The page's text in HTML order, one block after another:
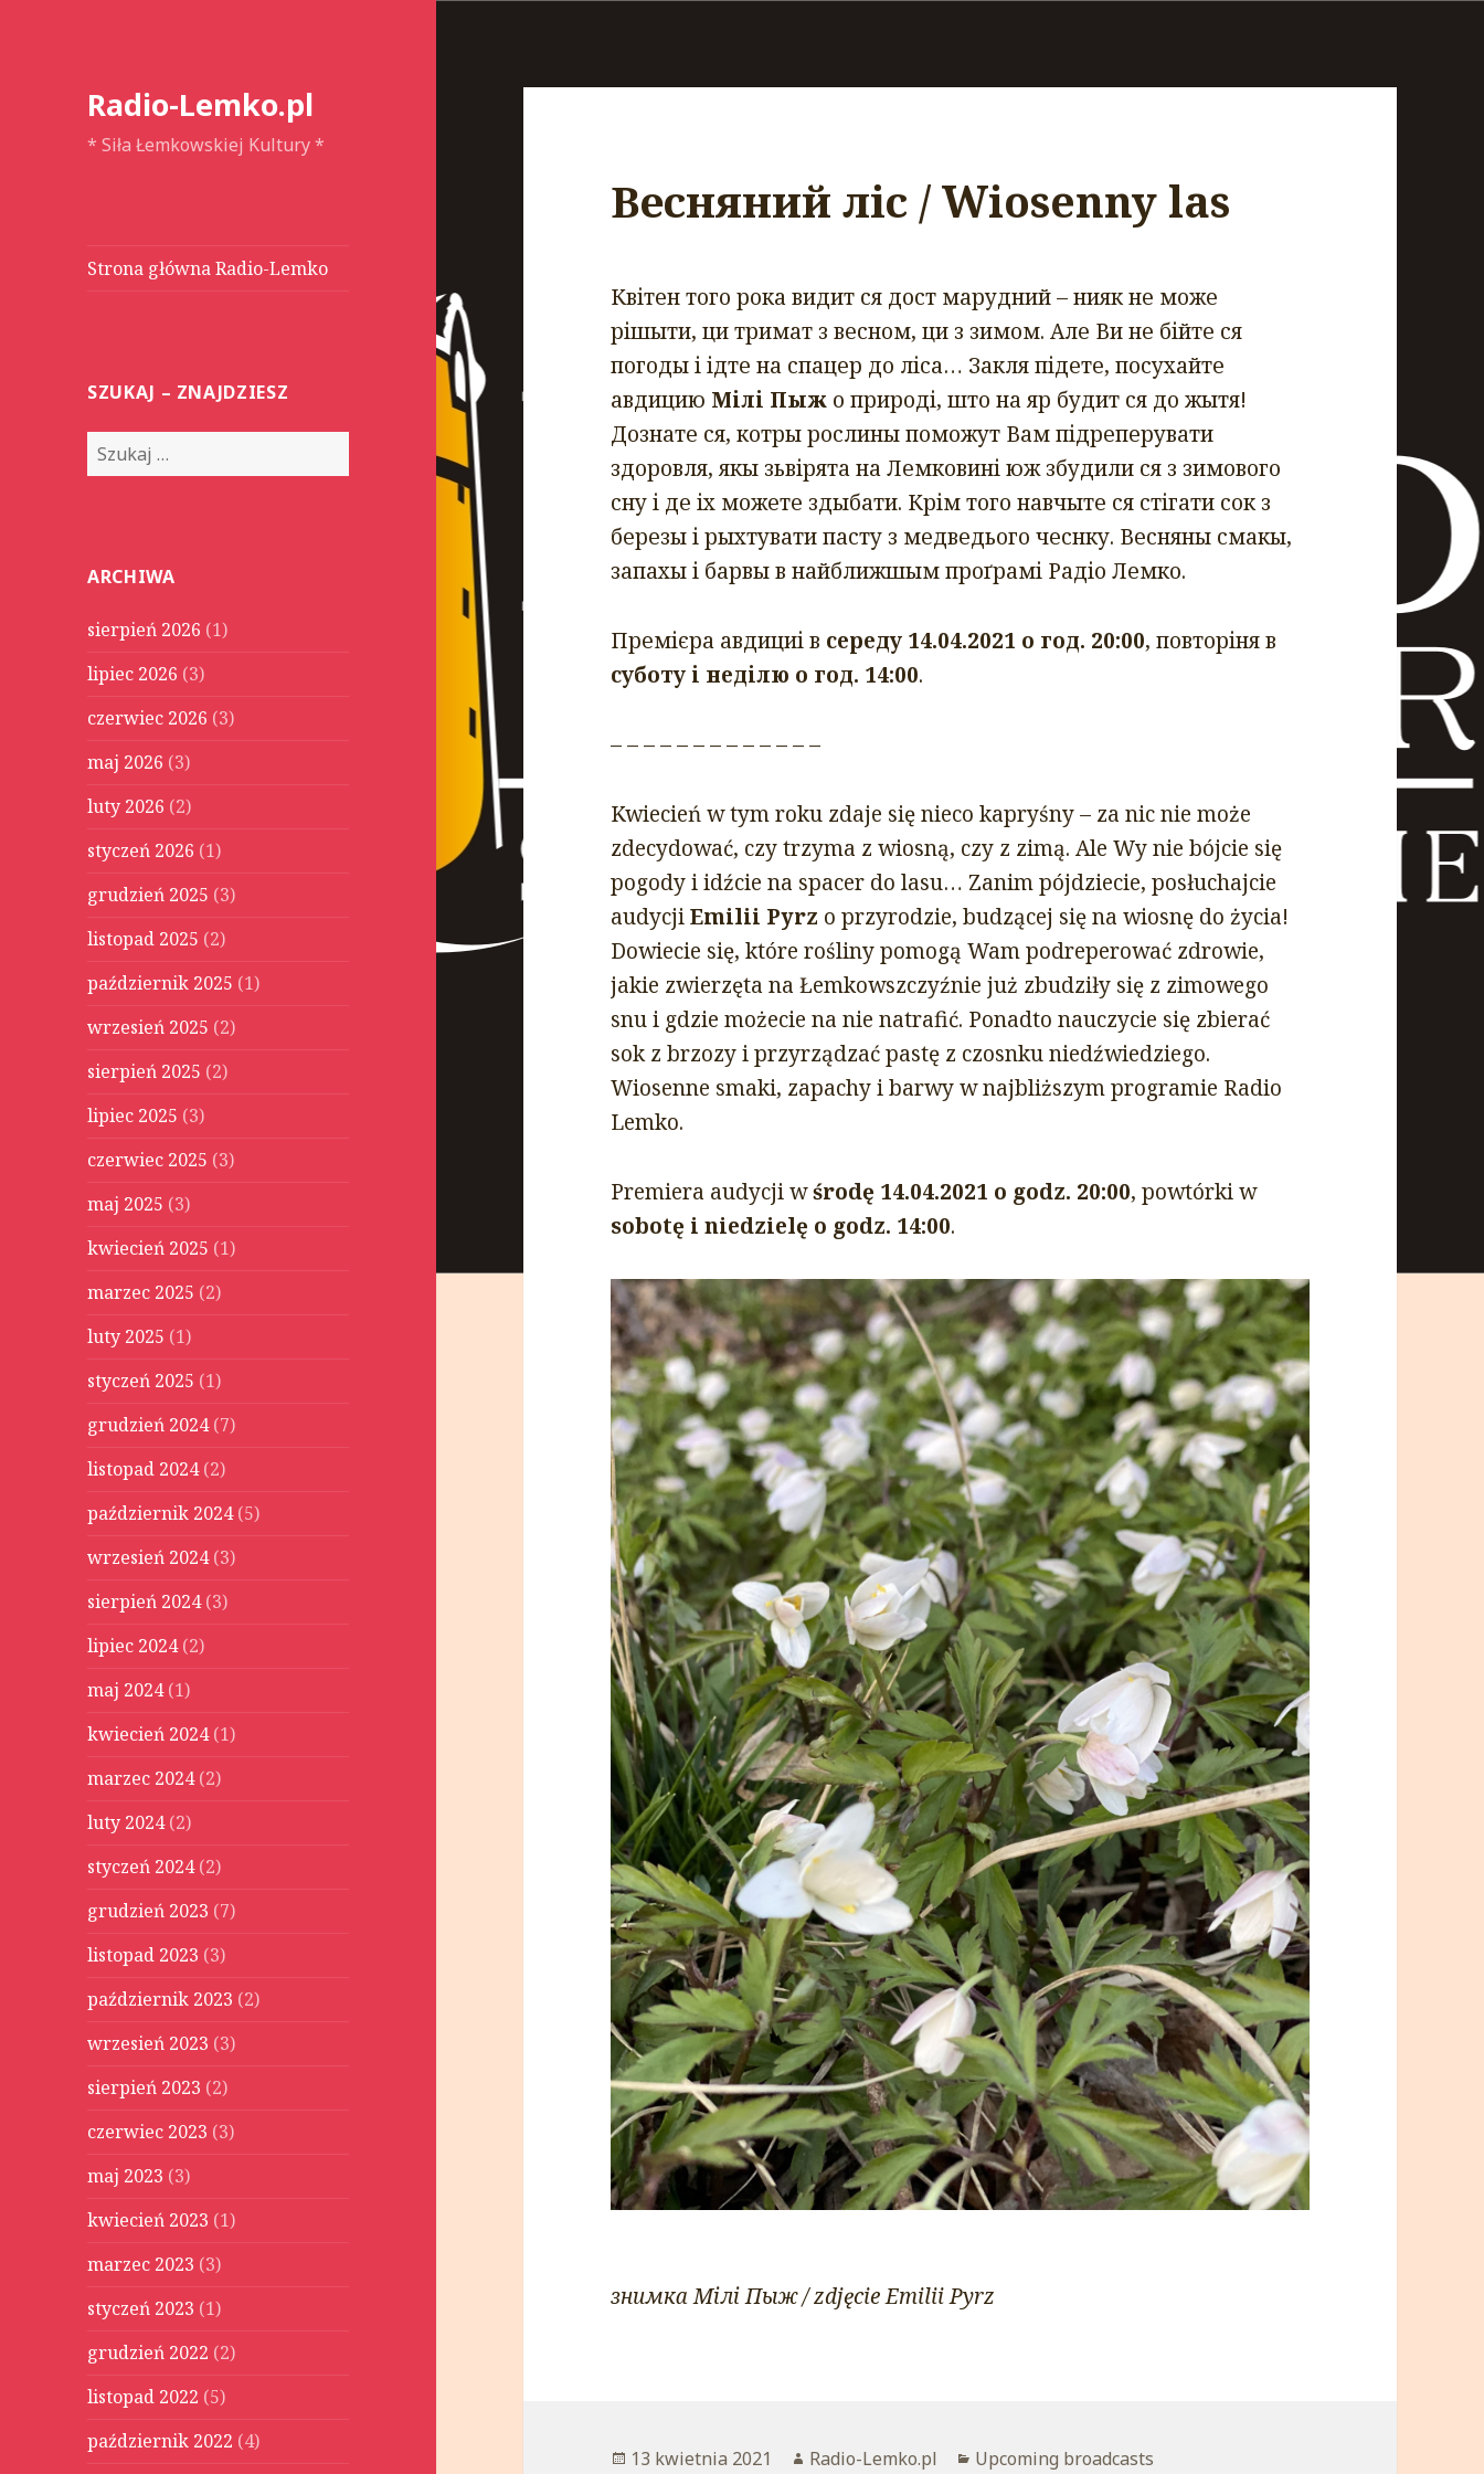
Radio-Lemko.pl
* Siła Łemkowskiej Kultury *
Strona główna Radio-Lemko
SZUKAJ – ZNAJDZIESZ
S
z
j
ARCHIWA
sierpień 2026 (1)
lipiec 2026 (3)
czerwiec 2026 (3)
maj 2026 (3)
luty 2026 (2)
styczeń 2026 (1)
grudzień 2025 (3)
listopad 2025 (2)
październik 2025 (1)
wrzesień 2025 (2)
sierpień 2025 (2)
lipiec 2025 (3)
czerwiec 2025 (3)
maj 2025 (3)
kwiecień 2025 (1)
marzec 2025 (2)
luty 2025 (1)
styczeń 2025 (1)
grudzień 2024(7)
listopad 2024(2)
październik 2024(5)
wrzesień 2024(3)
sierpień 2024(3)
lipiec 2024(2)
maj 2024(1)
kwiecień 2024(1)
marzec 2024(2)
luty 2024(2)
styczeń 2024(2)
grudzień 2023 (7)
listopad 2023 (3)
październik 2023 (2)
wrzesień 2023 (3)
sierpień 2023 (2)
czerwiec 2023 (3)
maj 2023 (3)
kwiecień 2023 (1)
marzec 2023 (3)
styczeń 2023 (1)
grudzień 2022 (2)
listopad 2022 (5)
październik 2022 (4)
Весняний ліс / Wiosenny las
Квітен того рока видит ся дост марудний – нияк не може
рішыти, ци тримат з весном, ци з зимом. Але Ви не бійте ся
погоды і ідте на спацер до ліса… Закля підете, посухайте
авдицию Мілі Пыж о природі, што на яр будит ся до жытя!
Дознате ся, котры рослины поможут Вам підреперувати
здоровля, якы зьвірята на Лемковині юж збудили ся з зимового
сну і де іх можете здыбати. Крім того навчыте ся стігати сок з
березы і рыхтувати пасту з медведього чеснку. Весняны смакы,
запахы і барвы в найближшым проґрамі Радіо Лемко.
Премієра авдициі в середу 14.04.2021 о год. 20:00, повторіня в
суботу і неділю о год. 14:00.
– – – – – – – – – – – – –
Kwiecień w tym roku zdaje się nieco kapryśny – za nic nie może
zdecydować, czy trzyma z wiosną, czy z zimą. Ale Wy nie bójcie się
pogody i idźcie na spacer do lasu… Zanim pójdziecie, posłuchajcie
audycjiEmilii Pyrz o przyrodzie, budzącej się na wiosnę do życia!
Dowiecie się, które rośliny pomogą Wam podreperować zdrowie,
jakie zwierzęta na Łemkowszczyźnie już zbudziły się z zimowego
snu i gdzie możecie na nie natrafić. Ponadto nauczycie się zbierać
sok z brzozy i przyrządzać pastę z czosnku niedźwiedziego.
Wiosenne smaki, zapachy i barwy w najbliższym programie Radio
Lemko.
Premiera audycji wśrodę 14.04.2021 o godz. 20:00, powtórki w
sobotę i niedzielę o godz. 14:00.
знимка Мілі Пыж / zdjęcie Emilii Pyrz
Opublikowano
13 kwietnia 2021 Autor
Radio-Lemko.pl Kategorie
Upcoming broadcasts